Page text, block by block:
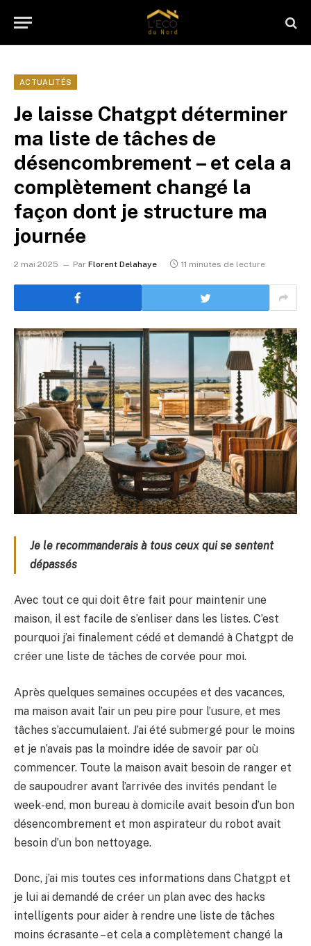
ACTUALITÉS
Je laisse Chatgpt déterminer
ma liste de tâches de
désencombrement – et cela a
complètement changé la
façon dont je structure ma
journée
2 mai 2025 Par Florent Delahaye 11 minutes de lecture
Je le recommanderais à tous ceux qui se sentent
dépassés
Avec tout ce qui doit être fait pour maintenir une
maison, il est facile de s’enliser dans les listes. C’est
pourquoi j’ai finalement cédé et demandé à Chatgpt de
créer une liste de tâches de corvée pour moi.
Après quelques semaines occupées et des vacances,
ma maison avait l’air un peu pire pour l’usure, et mes
tâches s’accumulaient. J’ai été submergé pour le moins
et je n’avais pas la moindre idée de savoir par où
commencer. Toute la maison avait besoin de ranger et
de saupoudrer avant l’arrivée des invités pendant le
week-end, mon bureau à domicile avait besoin d’un bon
désencombrement et mon aspirateur du robot avait
besoin d’un bon nettoyage.
Donc, j’ai mis toutes ces informations dans Chatgpt et
je lui ai demandé de créer un plan avec des hacks
intelligents pour aider à rendre une liste de tâches
moins écrasante – et cela a complètement changé la